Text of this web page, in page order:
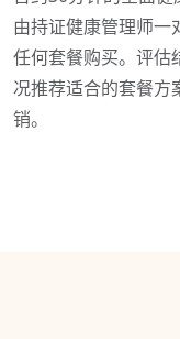
由持证健康管理师一
任何套餐购买。评估
况推荐适合的套餐方
销。